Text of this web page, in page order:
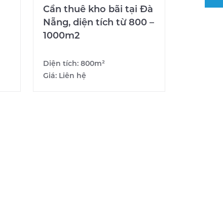
Cần thuê kho bãi tại Đà
Nẵng, diện tích từ 800 –
1000m2
Diện tích:800m²
Giá: Liên hệ